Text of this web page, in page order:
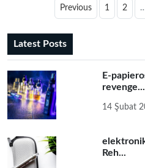
Previous 1 2
Latest Posts
E-
revenge...
14 Şubat
Reh...